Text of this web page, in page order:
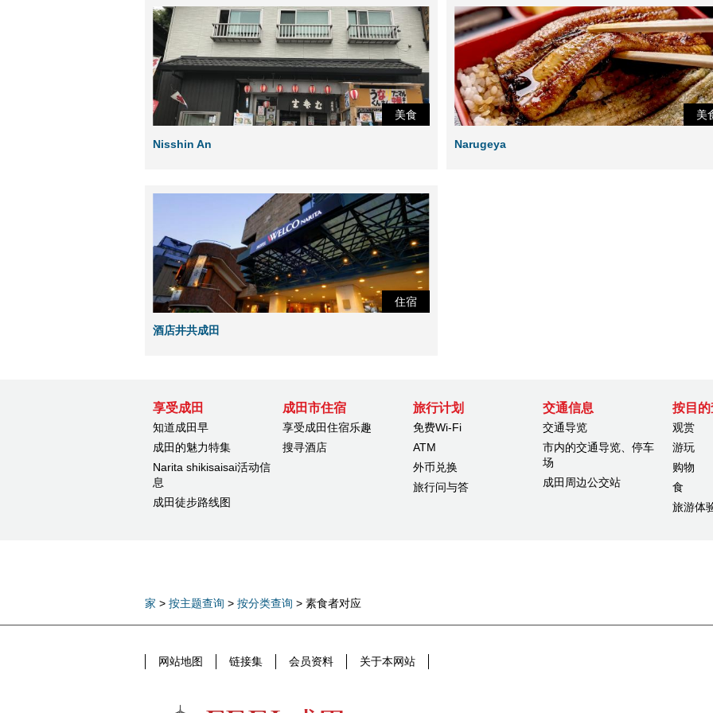
美食
Nisshin An
美
Narugeya
住宿
酒店井共成田
享受成田
知道成田早
成田的魅力特集
Narita shikisaisai活动信
息
成田徒步路线图
成田市住宿
享受成田住宿乐趣
搜寻酒店
旅行计划
免费Wi-Fi
ATM
外币兑换
旅行问与答
交通信息
交通导览
市内的交通导览、停车
场
成田周边公交站
按目
观赏
游玩
购物
食
旅游体
家 > 按主题查询 > 按分类查询 > 素食者对应
网站地图 链接集 会员资料 关于本网站
FEEL成田成田市公式观光信息